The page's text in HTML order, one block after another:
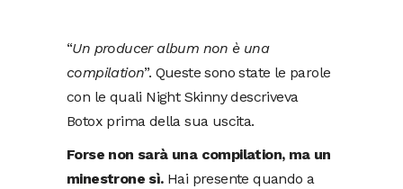
“Un producer album non è una
compilation”. Queste sono state le parole
con le quali Night Skinny descriveva
Botox prima della sua uscita.
Forse non sarà una compilation, ma un
minestrone sì. Hai presente quando a